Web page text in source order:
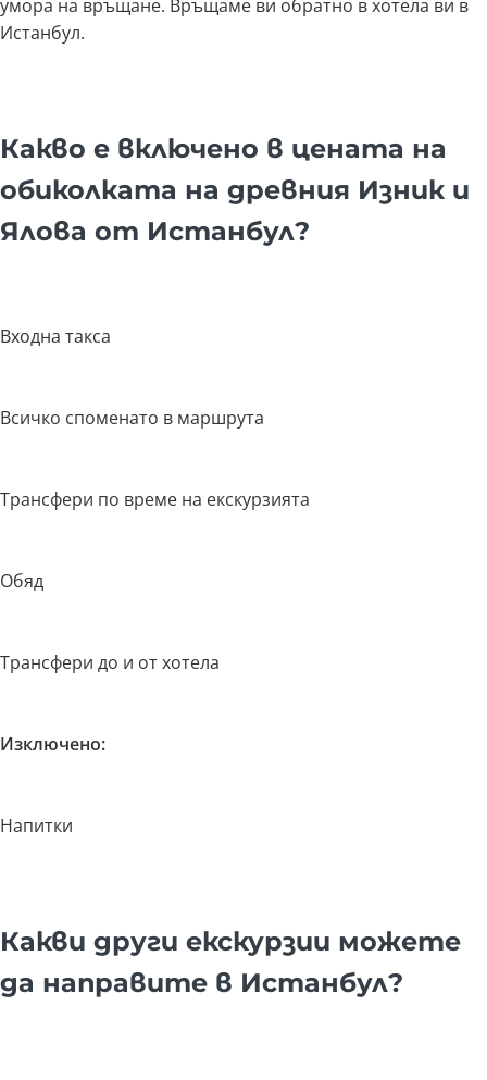
умора на връщане. Връщаме ви обратно в хотела ви в
Истанбул.
Какво е включено в цената на
обиколката на древния Изник и
Ялова от Истанбул?
Входна такса
Всичко споменато в маршрута
Трансфери по време на екскурзията
Обяд
Трансфери до и от хотела
Изключено:
Напитки
Какви други екскурзии можете
да направите в Истанбул?